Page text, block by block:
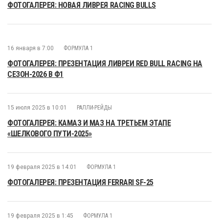
ФОТОГАЛЕРЕЯ: НОВАЯ ЛИВРЕЯ RACING BULLS
16 января в 7:00 ФОРМУЛА 1
ФОТОГАЛЕРЕЯ: ПРЕЗЕНТАЦИЯ ЛИВРЕИ RED BULL RACING НА
СЕЗОН-2026 В Ф1
15 июля 2025 в 10:01 РАЛЛИ-РЕЙДЫ
ФОТОГАЛЕРЕЯ: КАМАЗ И МАЗ НА ТРЕТЬЕМ ЭТАПЕ
«ШЕЛКОВОГО ПУТИ-2025»
19 февраля 2025 в 14:01 ФОРМУЛА 1
ФОТОГАЛЕРЕЯ: ПРЕЗЕНТАЦИЯ FERRARI SF-25
19 февраля 2025 в 1:45 ФОРМУЛА 1